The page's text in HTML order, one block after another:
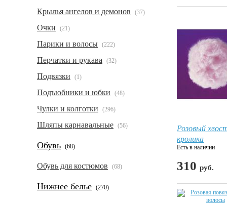
Крылья ангелов и демонов (37)
Очки (21)
Парики и волосы (222)
Перчатки и рукава (32)
Подвязки (1)
Подъюбники и юбки (48)
Чулки и колготки (296)
Шляпы карнавальные (56)
Обувь (68)
Обувь для костюмов (68)
Нижнее белье (270)
Розовый
кролика
Есть в наличии
310 руб.